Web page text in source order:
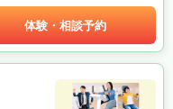
体験・相談予約